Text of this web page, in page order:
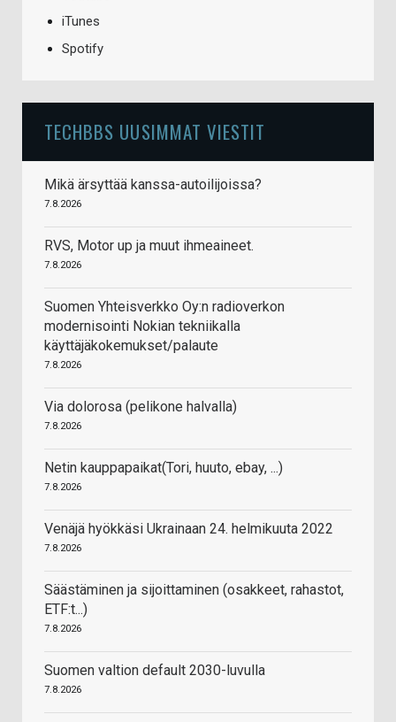
iTunes
Spotify
TECHBBS UUSIMMAT VIESTIT
Mikä ärsyttää kanssa-autoilijoissa?
7.8.2026
RVS, Motor up ja muut ihmeaineet.
7.8.2026
Suomen Yhteisverkko Oy:n radioverkon
modernisointi Nokian tekniikalla
käyttäjäkokemukset/palaute
7.8.2026
Via dolorosa (pelikone halvalla)
7.8.2026
Netin kauppapaikat(Tori, huuto, ebay, ...)
7.8.2026
Venäjä hyökkäsi Ukrainaan 24. helmikuuta 2022
7.8.2026
Säästäminen ja sijoittaminen (osakkeet, rahastot,
ETF:t...)
7.8.2026
Suomen valtion default 2030-luvulla
7.8.2026